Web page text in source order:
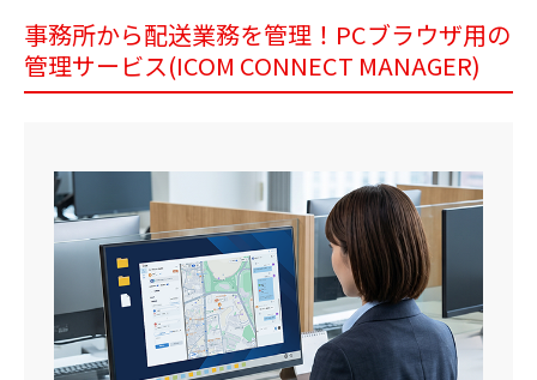
事務所から配送業務を管理！PCブラウザ用の
管理サービス(ICOM CONNECT MANAGER)